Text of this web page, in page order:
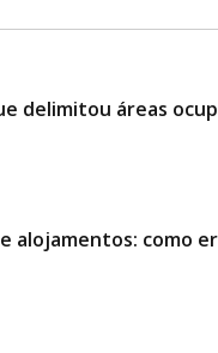
delimitou áreas
alojamentos: como